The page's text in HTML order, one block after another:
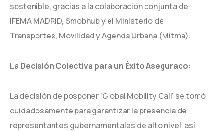
sostenible, gracias a la colaboración conjunta de
IFEMA MADRID, Smobhub y el Ministerio de
Transportes, Movilidad y Agenda Urbana (Mitma).
La Decisión Colectiva para un Éxito Asegurado:
La decisión de posponer ‘Global Mobility Call’ se tomó
cuidadosamente para garantizar la presencia de
representantes gubernamentales de alto nivel, así